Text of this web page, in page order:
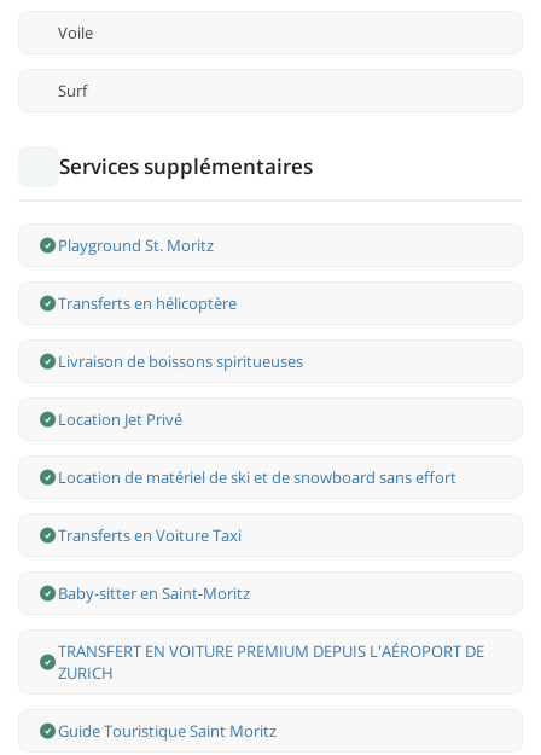
Voile
Surf
Services supplémentaires
Playground St. Moritz
Transferts en hélicoptère
Livraison de boissons spiritueuses
Location Jet Privé
Location de matériel de ski et de snowboard sans effort
Transferts en Voiture Taxi
Baby-sitter en Saint-Moritz
TRANSFERT EN VOITURE PREMIUM DEPUIS L'AÉROPORT DE
ZURICH
Guide Touristique Saint Moritz